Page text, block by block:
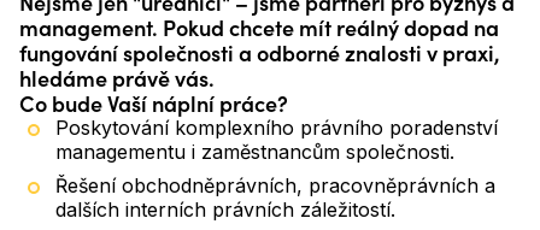
management. Pokud chcete mít reálný dopad na
fungování společnosti a odborné znalosti v praxi,
hledáme právě vás.
Co bude Vaší náplní práce?
Poskytování komplexního právního poradenství
managementu i zaměstnancům společnosti.
Řešení obchodněprávních, pracovněprávních a
dalších interních právních záležitostí.